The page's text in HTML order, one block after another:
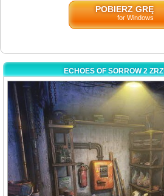
POBIERZ GRĘ
for Windows
ECHOES OF SORROW 2